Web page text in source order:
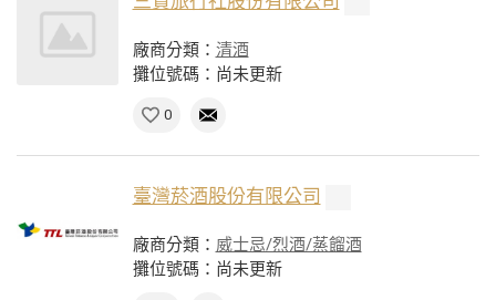
廠商分類： 清酒
攤位號碼：尚未更新
0
臺灣菸酒股份有限公司
廠商分類： 威士忌/烈酒/蒸餾酒
攤位號碼：尚未更新